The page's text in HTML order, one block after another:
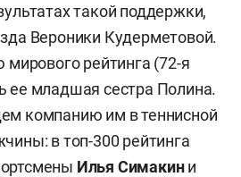
такой поддержки,
Вероники Кудерметовой.
мирового рейтинга (72-я
ее младшая сестра Полина.
компанию им в теннисной
в топ-300 рейтинга
Илья Симакини